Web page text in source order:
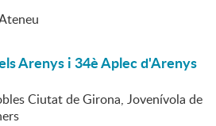
Arenys i 34è Aplec d'Arenys
Ciutat de Girona, Jovenívola de